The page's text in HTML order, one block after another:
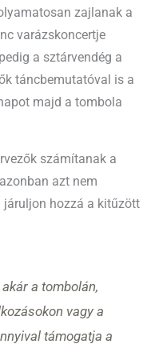
zajlanak a
varázskoncertje
a sztárvendég a
táncbemutatóval is a
majd a tombola
számítanak a
azt nem
járuljon hozzá a kitűzött
a tombolán,
vagy a
támogatja a